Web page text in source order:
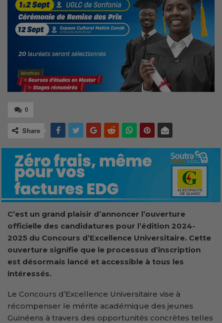
0
Share
C’est un grand plaisir d’annoncer l’ouverture
officielle des candidatures pour l’édition 2024-
2025 du Concours d’Excellence Universitaire. Cette
ouverture signifie que le processus d’inscription
est désormais lancé et accessible à tous les
intéressés.
Le Concours d’Excellence Universitaire vise à
récompenser le mérite académique des jeunes
Guinéens à travers des opportunités concrètes telles